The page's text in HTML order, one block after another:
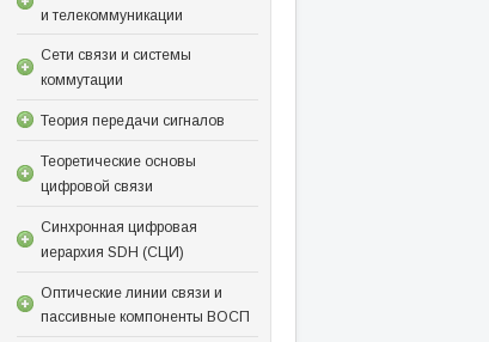
и телекоммуникации
Сети связи и системы
коммутации
Теория передачи сигналов
Теоретические основы
цифровой связи
Синхронная цифровая
иерархия SDH (СЦИ)
Оптические линии связи и
пассивные компоненты ВОСП